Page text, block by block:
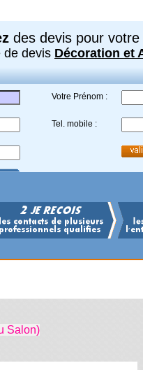
des devis pour votre
de devis Décoration et
Votre Prénom :
Tel. mobile :
Salon)